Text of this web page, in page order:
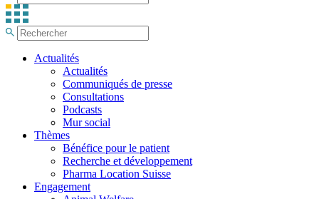
Actualités
Actualités
Communiqués de presse
Consultations
Podcasts
Mur social
Thèmes
Bénéfice pour le patient
Recherche et développement
Pharma Location Suisse
Engagement